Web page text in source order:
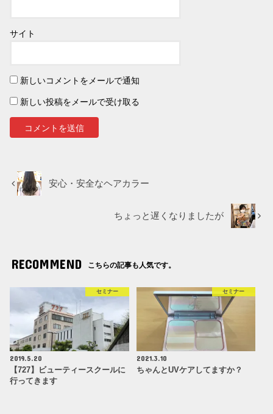
サイト
新しいコメントをメールで通知
新しい投稿をメールで受け取る
安心・安全なヘアカラー
ちょっと遅くなりましたが
RECOMMEND こちらの記事も人気です。
セミナー
2019.5.20
【727】ビューティースクールに
行ってきます
セミナー
2021.3.10
ちゃんとUVケアしてますか？